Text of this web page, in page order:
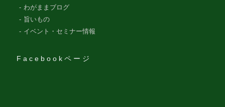
わがままブログ
旨いもの
イベント・セミナー情報
Facebookページ